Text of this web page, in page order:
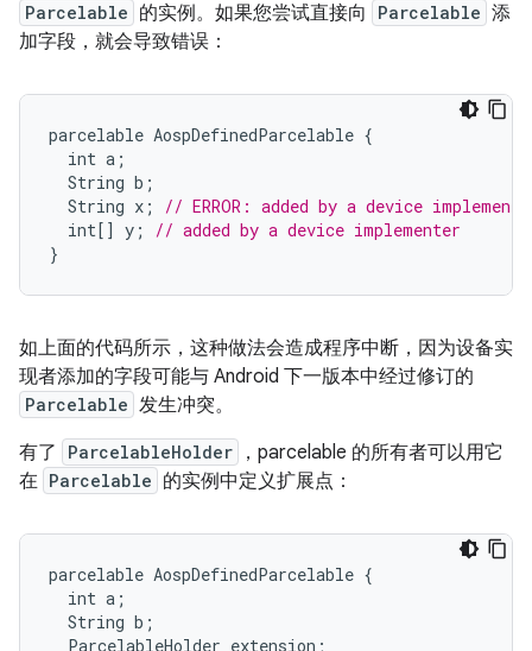
Parcelable 的实例。如果您尝试直接向 Parcelable 添
加字段，就会导致错误：
parcelable AospDefinedParcelable {
int a ;
String b ;
String x ;
// ERROR: added by a device
int[] y ;
// added by a device implementer
}
如上面的代码所示，这种做法会造成程序中断，因为设备实
现者添加的字段可能与 Android 下一版本中经过修订的
Parcelable 发生冲突。
有了
ParcelableHolder
，parcelable 的所有者可以用它
在 Parcelable 的实例中定义扩展点：
parcelable AospDefinedParcelable {
  int a;
  String b;
  ParcelableHolder extension;